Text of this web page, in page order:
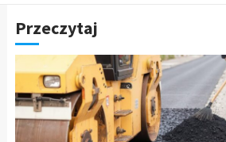
Przeczytaj